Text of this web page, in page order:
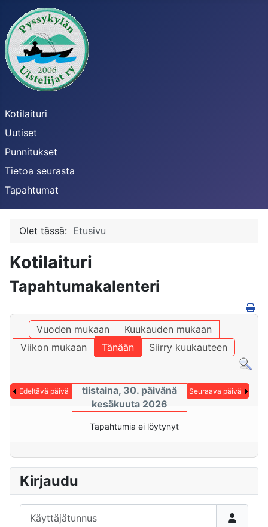
Kotilaituri
Uutiset
Punnitukset
Tietoa seurasta
Tapahtumat
Olet tässä: Etusivu
Kotilaituri
Tapahtumakalenteri
Vuoden mukaan
Kuukauden mukaan
Viikon mukaan
Tänään Siirry kuukauteen
Edeltävä päivä
tiistaina, 30. päivänä
kesäkuuta 2026
Seuraava päivä
Tapahtumia ei löytynyt
Kirjaudu